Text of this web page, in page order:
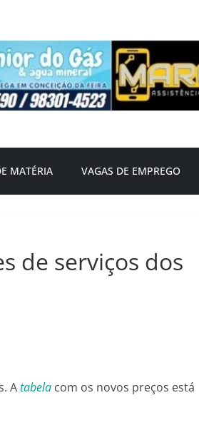
MATÉRIA VAGAS DE EMPREGO
de serviços dos
Atabela com os novos preços está